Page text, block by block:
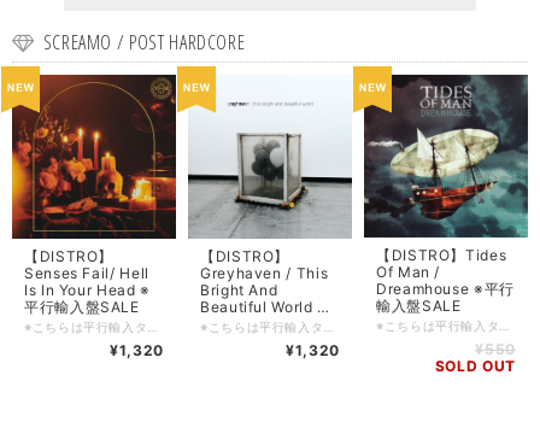
SCREAMO / POST HARDCORE
【DISTRO】
Senses Fail/ Hell
Is In Your Head ※
平行輸入盤SALE
¥1,320
【DISTRO】
Greyhaven / This
Bright And
Beautiful World ※
平行輸入盤SALE
¥1,320
【DISTRO】Tides
Of Man /
Dreamhouse ※平行
輸入盤SALE
¥550
SOLD OUT